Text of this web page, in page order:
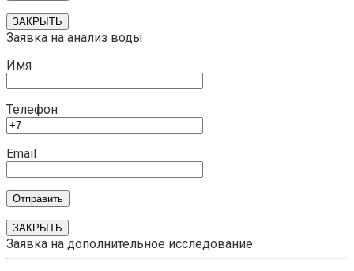
ЗАКРЫТЬ
Заявка на анализ воды
Имя
Телефон
Email
ЗАКРЫТЬ
Заявка на дополнительное исследование